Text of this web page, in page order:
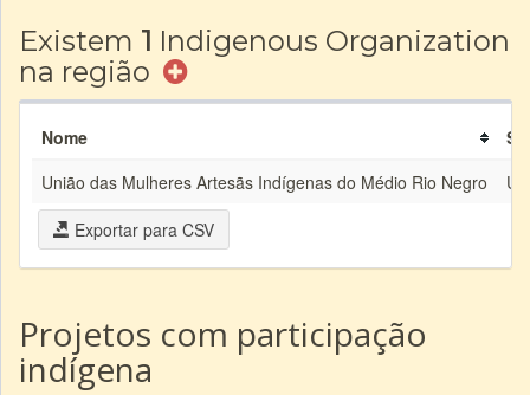
Existem 1 Indigenous Organization
na região
Nome
União das Mulheres Artesãs Indígenas do Médio Rio Negro
Exportar para CSV
Projetos com participação
indígena